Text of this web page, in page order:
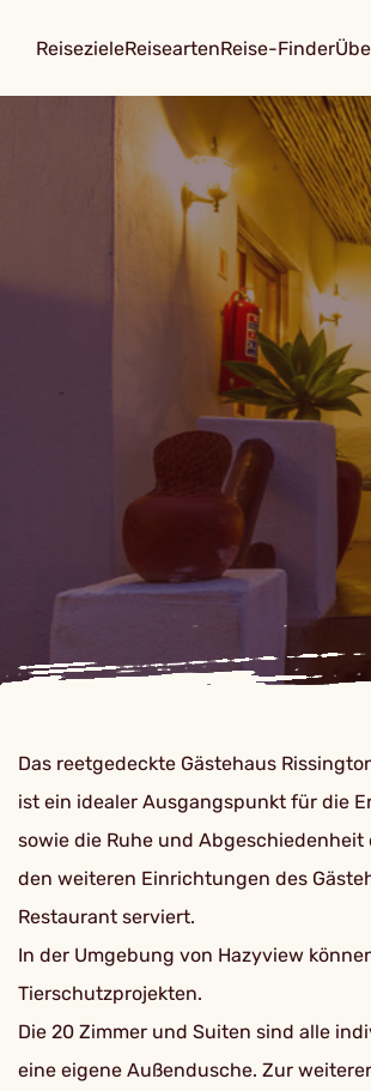
ReisezieleReiseartenReise-Finder
Das reetgedeckte Gästehaus
ist ein idealer Ausgangspunkt für die
sowie die Ruhe und
den weiteren Einrichtungen des
Restaurant serviert.
In der Umgebung von Hazyview
Tierschutzprojekten.
Die 20 Zimmer und Suiten sind alle
eine eigene Außendusche. Zur